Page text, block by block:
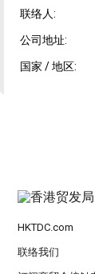
联络人:
公司地址:
国家 / 地区:
HKTDC.com
联络我们